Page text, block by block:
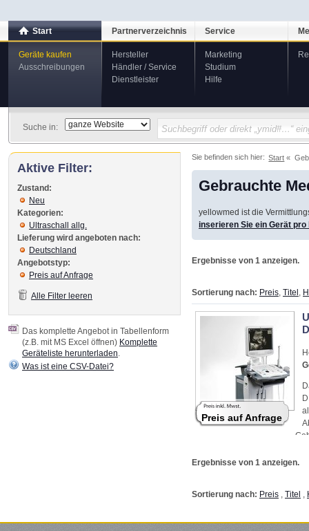
Start
Geräte kaufen
Ausschreibungen
Partnerverzeichnis
Hersteller
Händler / Service
Dienstleister
Service
Marketing
Studium
Hilfe
Suche in:
Sie befinden sich hier: Start
Gebrauchte
yellowmed ist die
inserieren Sie ein Gerät
Ergebnisse von 1 anzeigen.
Sortierung nach: Preis Titel
Preis auf Anfrage
Ergebnisse von 1 anzeigen.
Sortierung nach: Preis , Titel ,
Aktive Filter:
Zustand:
Neu
Kategorien:
Ultraschall allg.
Lieferung wird angeboten nach:
Deutschland
Angebotstyp:
Preis auf Anfrage
Alle Filter leeren
Das komplette Angebot in Tabellenform
(z.B. mit MS Excel öffnen) Komplette
Geräteliste herunterladen
Was ist eine CSV-Datei?